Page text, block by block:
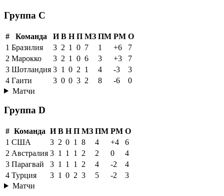
Группа C
# Команда И В Н П МЗ ПМ РМ О
1 Бразилия 3 2 1 0 7 1 +6
7
2 Марокко 3 2 1 0 6 3 +3
7
3 Шотландия 3 1 0 2 1 4 -3
3
4 Гаити 3 0 0 3 2 8 -6
0
Матчи
Группа D
# Команда И В Н П МЗ ПМ РМ О
1 США 3 2 0 1 8 4 +4
6
2 Австралия 3 1 1 1 2 2 0
4
3 Парагвай 3 1 1 1 2 4 -2
4
4 Турция 3 1 0 2 3 5 -2
3
Матчи